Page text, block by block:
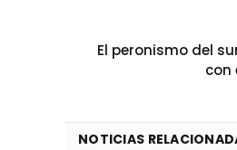
El peronismo del
con
NOTICIAS